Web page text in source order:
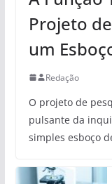
Projeto
um
Redação
O projeto de
pulsante da
simples esboço